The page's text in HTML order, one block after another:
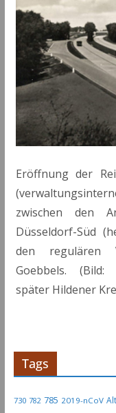
Eröffnung der
zwischen den
Düsseldorf-Süd
den regulären
Goebbels. (Bild:
später Hildener
Tags
730 782 785 2019-nCoV